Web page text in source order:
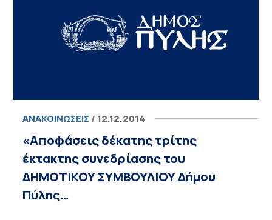
ΑΝΑΚΟΙΝΏΣΕΙΣ / 12.12.2014
«Αποφάσεις δέκατης τρίτης
έκτακτης συνεδρίασης του
ΔΗΜΟΤΙΚΟΥ ΣΥΜΒΟΥΛΙΟΥ Δήμου
Πύλης…